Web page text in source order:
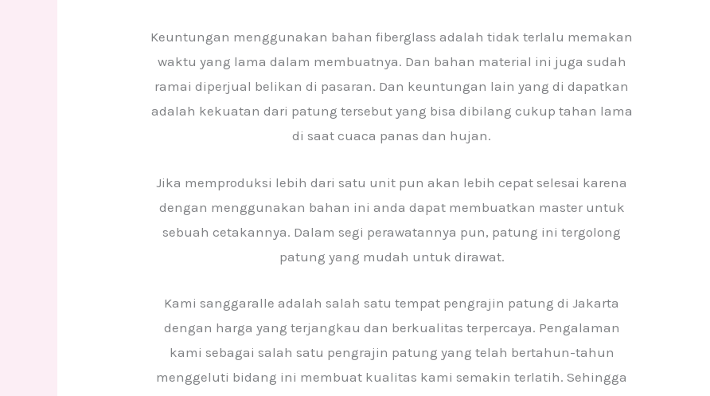
Keuntungan menggunakan bahan fiberglass adalah tidak terlalu memakan
waktu yang lama dalam membuatnya. Dan bahan material ini juga sudah
ramai diperjual belikan di pasaran. Dan keuntungan lain yang di dapatkan
adalah kekuatan dari patung tersebut yang bisa dibilang cukup tahan lama
di saat cuaca panas dan hujan.
Jika memproduksi lebih dari satu unit pun akan lebih cepat selesai karena
dengan menggunakan bahan ini anda dapat membuatkan master untuk
sebuah cetakannya. Dalam segi perawatannya pun, patung ini tergolong
patung yang mudah untuk dirawat.
Kami sanggaralle adalah salah satu tempat pengrajin patung di Jakarta
dengan harga yang terjangkau dan berkualitas terpercaya. Pengalaman
kami sebagai salah satu pengrajin patung yang telah bertahun-tahun
menggeluti bidang ini membuat kualitas kami semakin terlatih. Sehingga